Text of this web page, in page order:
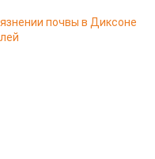
почвы в Диксоне